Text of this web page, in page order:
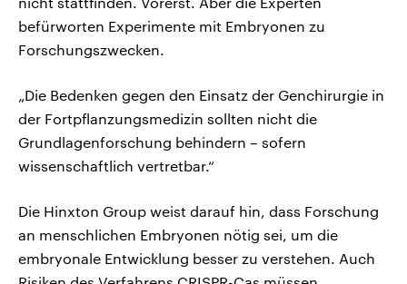
befürworten Experimente mit Embryonen zu
Forschungszwecken.
„Die Bedenken gegen den Einsatz der Genchirurgie in
der Fortpflanzungsmedizin sollten nicht die
Grundlagenforschung behindern – sofern
wissenschaftlich vertretbar.“
Die Hinxton Group weist darauf hin, dass Forschung
an menschlichen Embryonen nötig sei, um die
embryonale Entwicklung besser zu verstehen. Auch